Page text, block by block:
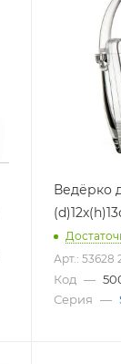
Ведёрко
Арт.: 53628
Код —
Серия —